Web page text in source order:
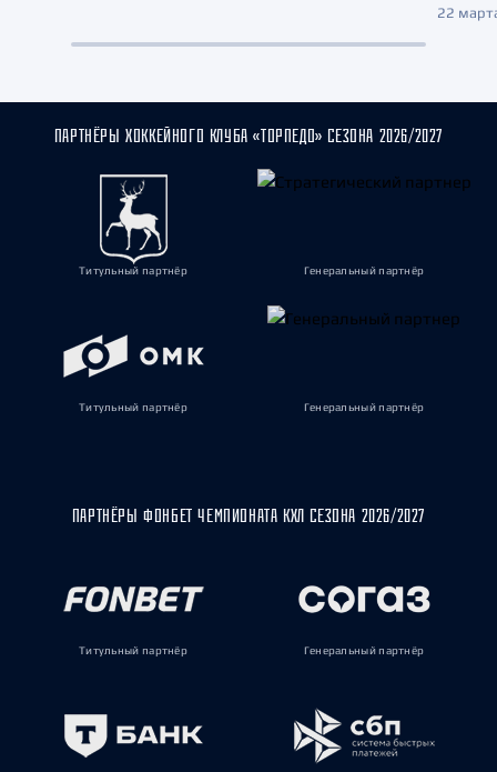
22
ПАРТНЁРЫ ХОККЕЙНОГО КЛУБА «ТОРПЕДО» СЕЗОНА 2026/2027
Титульный партнёр Генеральный партнёр
Титульный партнёр Генеральный партнёр
ПАРТНЁРЫ ФОНБЕТ ЧЕМПИОНАТА КХЛ СЕЗОНА 2026/2027
Титульный партнёр Генеральный партнёр